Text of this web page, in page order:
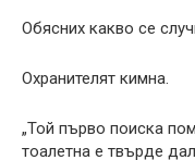
Обясних какво се
Охранителят кимна.
„Той първо поиска
тоалетна е твърде